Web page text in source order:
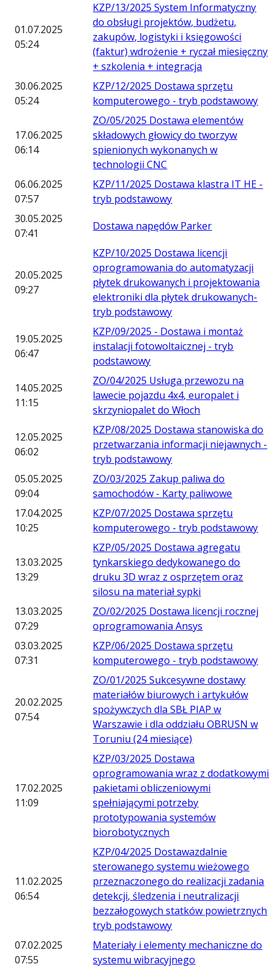
01.07.2025
05:24
KZP/13/2025 System Informatyczny
do obsługi projektów, budżetu,
zakupów, logistyki i księgowości
(faktur) wdrożenie + ryczał miesięczny
+ szkolenia + integracja
30.06.2025
05:24
KZP/12/2025 Dostawa sprzętu
komputerowego - tryb podstawowy
17.06.2025
06:14
ZO/05/2025 Dostawa elementów
składowych głowicy do tworzyw
spienionych wykonanych w
technologii CNC
06.06.2025
07:57
KZP/11/2025 Dostawa klastra IT HE -
tryb podstawowy
30.05.2025
07:41
Dostawa napędów Parker
20.05.2025
09:27
KZP/10/2025 Dostawa licencji
oprogramowania do automatyzacji
płytek drukowanych i projektowania
elektroniki dla płytek drukowanych-
tryb podstawowy
19.05.2025
06:47
KZP/09/2025 - Dostawa i montaż
instalacji fotowoltaicznej - tryb
podstawowy
14.05.2025
11:15
ZO/04/2025 Usługa przewozu na
lawecie pojazdu 4x4, europalet i
skrzyniopalet do Włoch
12.05.2025
06:02
KZP/08/2025 Dostawa stanowiska do
przetwarzania informacji niejawnych -
tryb podstawowy
05.05.2025
09:04
ZO/03/2025 Zakup paliwa do
samochodów - Karty paliwowe
17.04.2025
10:25
KZP/07/2025 Dostawa sprzętu
komputerowego - tryb podstawowy
13.03.2025
13:29
KZP/05/2025 Dostawa agregatu
tynkarskiego dedykowanego do
druku 3D wraz z osprzętem oraz
silosu na materiał sypki
13.03.2025
07:29
ZO/02/2025 Dostawa licencji rocznej
oprogramowania Ansys
03.03.2025
07:31
KZP/06/2025 Dostawa sprzętu
komputerowego - tryb podstawowy
20.02.2025
07:54
ZO/01/2025 Sukcesywne dostawy
materiałów biurowych i artykułów
spożywczych dla SBŁ PIAP w
Warszawie i dla oddziału OBRUSN w
Toruniu (24 miesiące)
17.02.2025
11:09
KZP/03/2025 Dostawa
oprogramowania wraz z dodatkowymi
pakietami obliczeniowymi
spełniającymi potrzeby
prototypowania systemów
biorobotycznych
11.02.2025
06:54
KZP/04/2025 Dostawazdalnie
sterowanego systemu wieżowego
przeznaczonego do realizacji zadania
detekcji, śledzenia i neutralizacji
bezzałogowych statków powietrznych
tryb podstawowy
07.02.2025
07:55
Materiały i elementy mechaniczne do
systemu wibracyjnego